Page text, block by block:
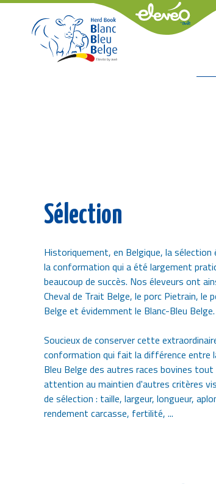
Sélection
Historiquement, en Belgique, la
la conformation qui a été largement
beaucoup de succès. Nos éleveurs ont
Cheval de Trait Belge, le porc Pietrain, le
Belge et évidemment le Blanc-Bleu Belge.
Soucieux de conserver cette
conformation qui fait la différence entre
Bleu Belge des autres races bovines
attention au maintien d'autres critères
de sélection : taille, largeur, longueur,
rendement carcasse, fertilité, ...